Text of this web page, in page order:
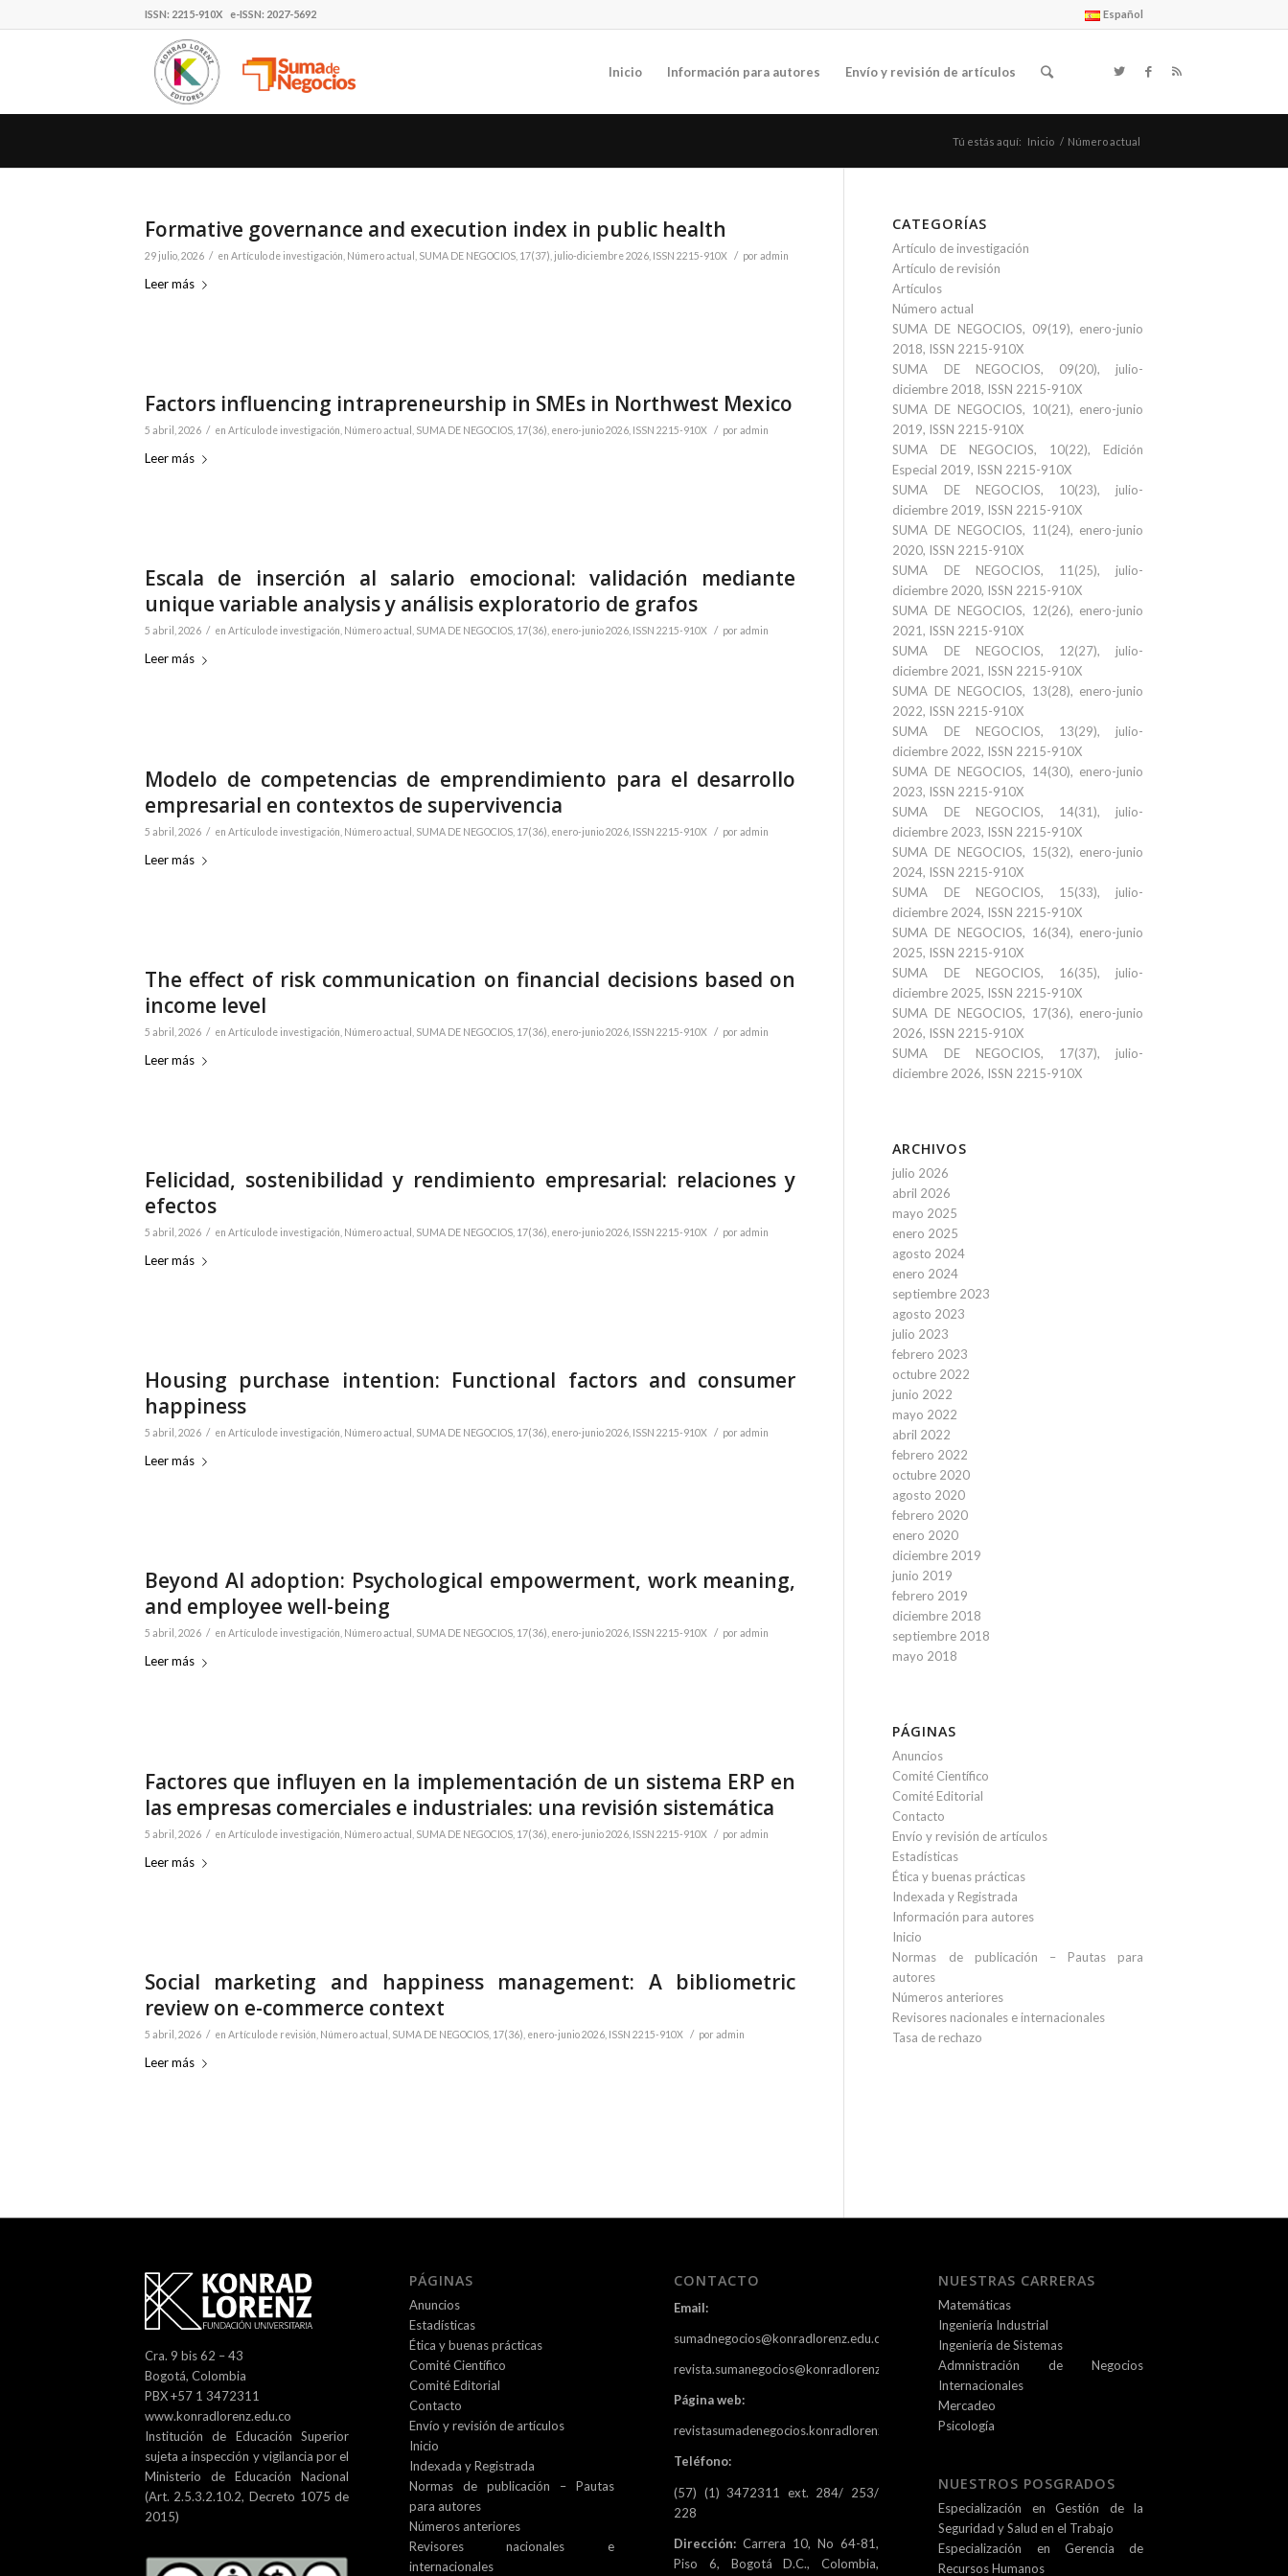
Español
ISSN: 2215-910X e-ISSN: 2027-5692
Inicio Información para autores Envío y revisión de artículos
Tú estás aquí: Inicio / Número actual
Formative governance and execution index in public health
29 julio, 2026 / en Artículo de investigación Número actual SUMA DE NEGOCIOS, 17(37), julio-diciembre 2026, ISSN 2215-910X / por admin
Leer más
Factors influencing intrapreneurship in SMEs in Northwest Mexico
5 abril, 2026 / en Artículo de investigación Número actual SUMA DE NEGOCIOS, 17(36), enero-junio 2026, ISSN 2215-910X / por admin
Leer más
Escala de inserción al salario emocional: validación mediante
unique variable analysis y análisis exploratorio de grafos
5 abril, 2026 / en Artículo de investigación, Número actual , SUMA DE NEGOCIOS, 17(36), enero-junio 2026, ISSN 2215-910X / por admin
Leer más
Modelo de competencias de emprendimiento para el desarrollo
empresarial en contextos de supervivencia
5 abril, 2026 / en Artículo de investigación Número actual SUMA DE NEGOCIOS, 17(36), enero-junio 2026, ISSN 2215-910X / por admin
Leer más
The effect of risk communication on financial decisions based on
income level
5 abril, 2026 / en Artículo de investigación Número actual SUMA DE NEGOCIOS, 17(36), enero-junio 2026, ISSN 2215-910X / por admin
Leer más
Felicidad, sostenibilidad y rendimiento empresarial: relaciones y
efectos
5 abril, 2026 / en Artículo de investigación Número actual SUMA DE NEGOCIOS, 17(36), enero-junio 2026, ISSN 2215-910X / por admin
Leer más
Housing purchase intention: Functional factors and consumer
happiness
5 abril, 2026 / en Artículo de investigación Número actual SUMA DE NEGOCIOS, 17(36), enero-junio 2026, ISSN 2215-910X / por admin
Leer más
Beyond AI adoption: Psychological empowerment, work meaning,
and employee well-being
5 abril, 2026 / en Artículo de investigación, Número actual , SUMA DE NEGOCIOS, 17(36), enero-junio 2026, ISSN 2215-910X / por admin
Leer más
Factores que influyen en la implementación de un sistema ERP en
las empresas comerciales e industriales: una revisión sistemática
5 abril, 2026 / en Artículo de investigación Número actual SUMA DE NEGOCIOS, 17(36), enero-junio 2026, ISSN 2215-910X / por admin
Leer más
Social marketing and happiness management: A bibliometric
review on e-commerce context
5 abril, 2026 / en Artículo de revisión Número actual SUMA DE NEGOCIOS, 17(36), enero-junio 2026, ISSN 2215-910X / por admin
Leer más
CATEGORÍAS
Artículo de investigación
Artículo de revisión
Artículos
Número actual
SUMA DE NEGOCIOS, 09(19), enero-junio
2018, ISSN 2215-910X
SUMA DE NEGOCIOS, 09(20), julio-
diciembre 2018, ISSN 2215-910X
SUMA DE NEGOCIOS, 10(21), enero-junio
2019, ISSN 2215-910X
SUMA DE NEGOCIOS, 10(22), Edición
Especial 2019, ISSN 2215-910X
SUMA DE NEGOCIOS, 10(23), julio-
diciembre 2019, ISSN 2215-910X
SUMA DE NEGOCIOS, 11(24), enero-junio
2020, ISSN 2215-910X
SUMA DE NEGOCIOS, 11(25), julio-
diciembre 2020, ISSN 2215-910X
SUMA DE NEGOCIOS, 12(26), enero-junio
2021, ISSN 2215-910X
SUMA DE NEGOCIOS, 12(27), julio-
diciembre 2021, ISSN 2215-910X
SUMA DE NEGOCIOS, 13(28), enero-junio
2022, ISSN 2215-910X
SUMA DE NEGOCIOS, 13(29), julio-
diciembre 2022, ISSN 2215-910X
SUMA DE NEGOCIOS, 14(30), enero-junio
2023, ISSN 2215-910X
SUMA DE NEGOCIOS, 14(31), julio-
diciembre 2023, ISSN 2215-910X
SUMA DE NEGOCIOS, 15(32), enero-junio
2024, ISSN 2215-910X
SUMA DE NEGOCIOS, 15(33), julio-
diciembre 2024, ISSN 2215-910X
SUMA DE NEGOCIOS, 16(34), enero-junio
2025, ISSN 2215-910X
SUMA DE NEGOCIOS, 16(35), julio-
diciembre 2025, ISSN 2215-910X
SUMA DE NEGOCIOS, 17(36), enero-junio
2026, ISSN 2215-910X
SUMA DE NEGOCIOS, 17(37), julio-
diciembre 2026, ISSN 2215-910X
ARCHIVOS
julio 2026
abril 2026
mayo 2025
enero 2025
agosto 2024
enero 2024
septiembre 2023
agosto 2023
julio 2023
febrero 2023
octubre 2022
junio 2022
mayo 2022
abril 2022
febrero 2022
octubre 2020
agosto 2020
febrero 2020
enero 2020
diciembre 2019
junio 2019
febrero 2019
diciembre 2018
septiembre 2018
mayo 2018
PÁGINAS
Anuncios
Comité Científico
Comité Editorial
Contacto
Envío y revisión de artículos
Estadísticas
Ética y buenas prácticas
Indexada y Registrada
Información para autores
Inicio
Normas de publicación – Pautas para
autores
Números anteriores
Revisores nacionales e internacionales
Tasa de rechazo
Cra. 9 bis 62 – 43
Bogotá, Colombia
PBX +57 1 3472311
www.konradlorenz.edu.co
Institución de Educación Superior
sujeta a inspección y vigilancia por el
Ministerio de Educación Nacional
(Art. 2.5.3.2.10.2, Decreto 1075 de
2015)
PÁGINAS
Anuncios
Estadísticas
Ética y buenas prácticas
Comité Científico
Comité Editorial
Contacto
Envío y revisión de artículos
Inicio
Indexada y Registrada
Normas de publicación – Pautas
para autores
Números anteriores
Revisores nacionales e
internacionales
CONTACTO
Email:
sumadnegocios@konradlorenz.edu.co
revista.sumanegocios@konradlorenz.edu.co
Página web:
revistasumadenegocios.konradlorenz.edu.co
Teléfono:
(57) (1) 3472311 ext. 284/ 253/
228
Dirección: Carrera 10, No 64-81,
Piso 6, Bogotá D.C., Colombia,
NUESTRAS CARRERAS
Matemáticas
Ingeniería Industrial
Ingeniería de Sistemas
Admnistración de Negocios
Internacionales
Mercadeo
Psicología
NUESTROS POSGRADOS
Especialización en Gestión de la
Seguridad y Salud en el Trabajo
Especialización en Gerencia de
Recursos Humanos